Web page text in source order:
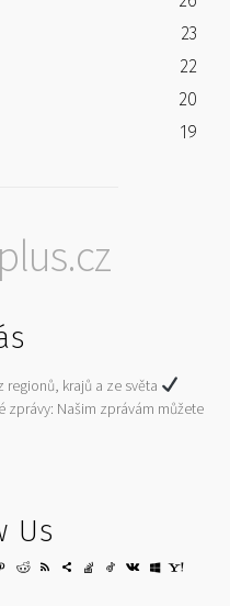
23
22
20
19
plus.cz
krajů a ze světa
zprávy: Našim zprávám můžete
Us